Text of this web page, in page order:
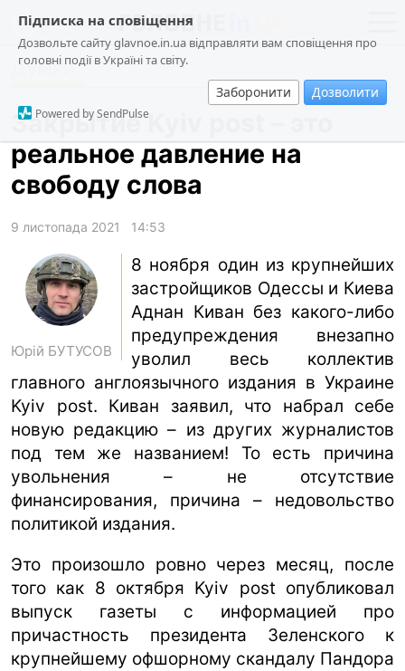
Підписка на сповіщення
Дозвольте сайту glavnoe.in.ua відправляти вам сповіщення про
головні події в Україні та світу.
Заборонити Дозволити
Powered by SendPulse
новини
про проєкт
суспільство
події
спорт
лонгріди
харків
архів
gambling
ua ru en
Думки
Закрытие Kyiv post – это
реальное давление на
свободу слова
9 листопада 2021 14:53
Юрій БУТУСОВ
8 ноября один из крупнейших
застройщиков Одессы и Киева
Аднан Киван без какого-либо
предупреждения внезапно
уволил весь коллектив
главного англоязычного издания в Украине
Kyiv post. Киван заявил, что набрал себе
новую редакцию – из других журналистов
под тем же названием! То есть причина
увольнения – не отсутствие
финансирования, причина – недовольство
политикой издания.
Это произошло ровно через месяц, после
того как 8 октября Kyiv post опубликовал
выпуск газеты с информацией про
причастность президента Зеленского к
крупнейшему офшорному скандалу Пандора